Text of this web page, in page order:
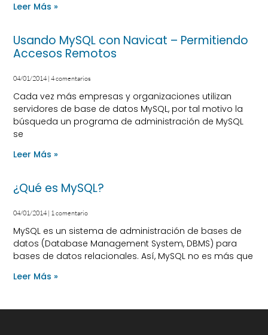
Leer Más »
Usando MySQL con Navicat – Permitiendo
Accesos Remotos
04/01/2014 4 comentarios
Cada vez más empresas y organizaciones utilizan
servidores de base de datos MySQL, por tal motivo la
búsqueda un programa de administración de MySQL
se
Leer Más »
¿Qué es MySQL?
04/01/2014 1 comentario
MySQL es un sistema de administración de bases de
datos (Database Management System, DBMS) para
bases de datos relacionales. Así, MySQL no es más que
Leer Más »